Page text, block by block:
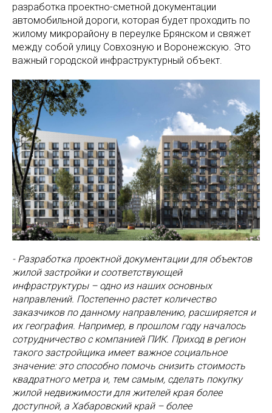
разработка проектно-сметной документации
автомобильной дороги, которая будет проходить по
жилому микрорайону в переулке Брянском и свяжет
между собой улицу Совхозную и Воронежскую. Это
важный городской инфраструктурный объект.
- Разработка проектной документации для объектов
жилой застройки и соответствующей
инфраструктуры – одно из наших основных
направлений. Постепенно растет количество
заказчиков по данному направлению, расширяется и
их география. Например, в прошлом году началось
сотрудничество с компанией ПИК. Приход в регион
такого застройщика имеет важное социальное
значение: это способно помочь снизить стоимость
квадратного метра и, тем самым, сделать покупку
жилой недвижимости для жителей края более
доступной, а Хабаровский край – более